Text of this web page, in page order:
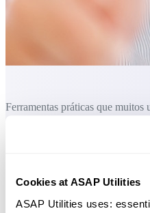
Cookies at ASAP Utilities
ASAP Utilities uses:
Ferramentas práticas que
O ASAP Utilities ajuda você a
Excel por si só não consegue